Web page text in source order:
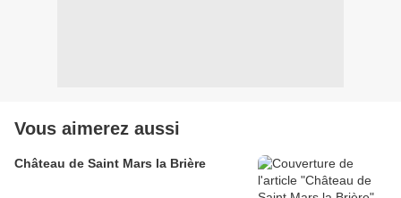
Vous aimerez aussi
Château de Saint Mars la Brière